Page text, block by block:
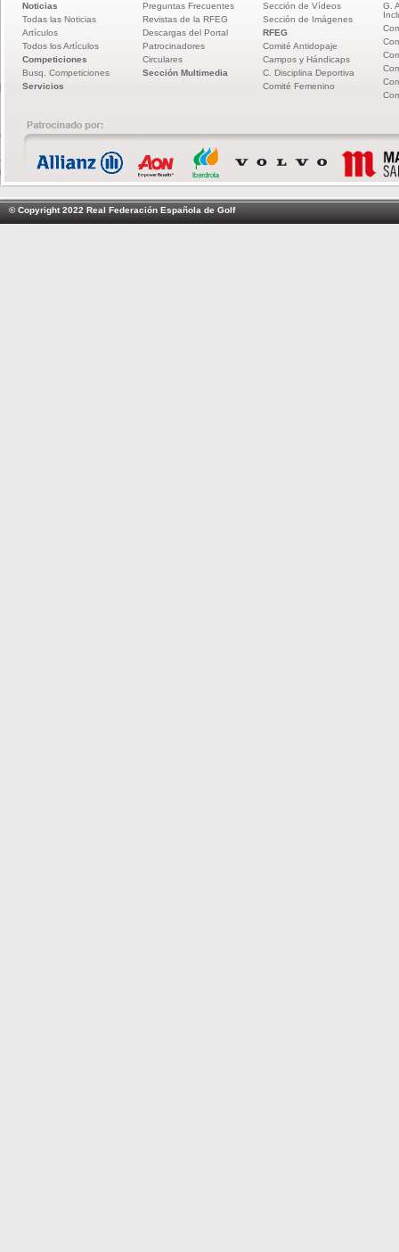
Noticias
Todas las Noticias
Artículos
Todos los Artículos
Competiciones
Busq. Competiciones
Servicios
Preguntas Frecuentes
Revistas de la RFEG
Descargas del Portal
Patrocinadores
Circulares
Sección Multimedia
Sección de Vídeos
Sección de Imágenes
RFEG
Comité Antidopaje
Campos y Hándicaps
C. Disciplina Deportiva
Comité Femenino
G.
© Copyright 2022 Real Federación Española de Golf